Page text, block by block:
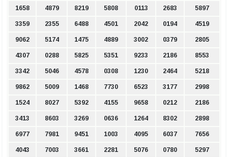
1658 4879 8219 5808 0113 2683 5897
3359 2355 6488 4501 2042 0194 4519
9062 5174 1475 4889 3002 0379 2805
4307 0288 5825 5351 9233 2186 8553
3342 5046 4578 0308 1230 2464 5218
9862 5009 1468 7730 6523 3177 2998
1524 8027 5392 4155 9658 0212 2186
3413 8603 3269 0636 1264 8302 2898
6977 7981 9451 1003 4095 6037 7656
4043 7003 3661 2281 5076 0780 5297